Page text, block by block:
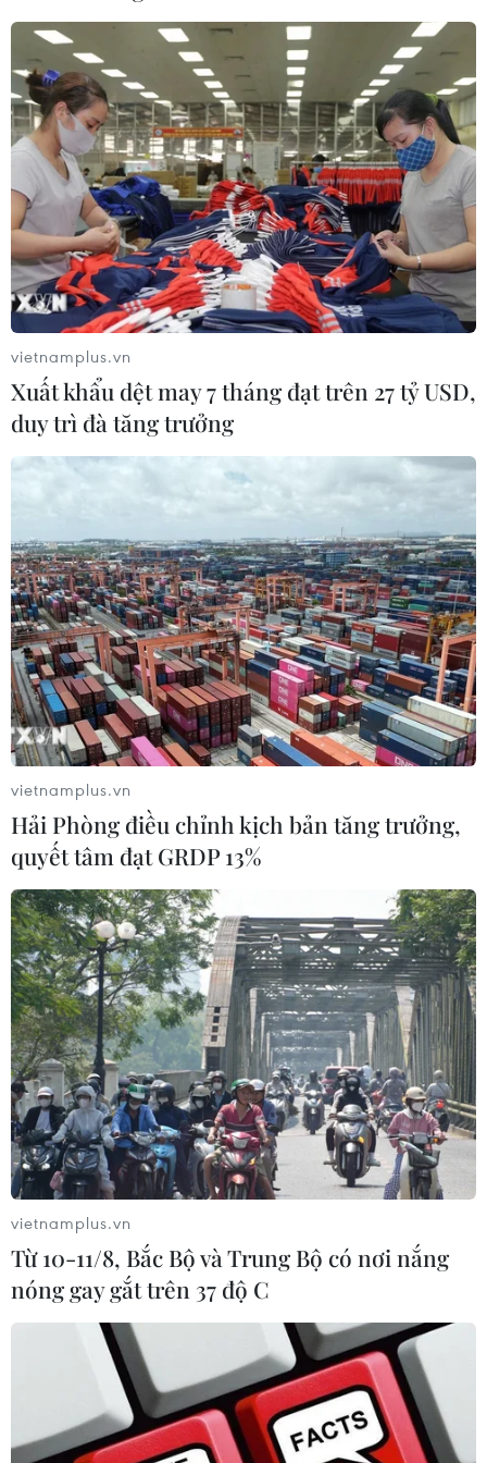
NATO ưu tiên đẩy nhanh chuyển
giao hệ thống phòng không cho
Ukraine
06/08/2026 12:24
Thắt chặt tình hữu nghị sắt son giữa
các cựu chuyên gia quân sự Nga với
Việt Nam
Anh công bố kết quả điều tra ban
đầu vụ đâm dao ở trung tâm London
06/08/2026 06:00
Ba Lan thảo luận việc thành lập căn
cứ quân sự thường trực với Mỹ
06/08/2026 00:06
Liên hợp quốc: Xung đột Ukraine trải
qua tháng đẫm máu nhất
Đức điều tra vụ UAV gắn thuốc nổ
xuất hiện tại sân bay
05/08/2026 23:43
Bất ổn địa chính trị kìm hãm tăng
trưởng Eurozone
05/08/2026 22:59
Tổng thống Nga thay đổi vị
trí các chỉ huy tại mặt trận Ukraine
05/08/2026 15:26
Đâm dao ở trung tâm London, một
nữ nghi phạm bị bắt giữ
05/08/2026 15:07
vietnamplus.vn
Xuất khẩu dệt may 7 tháng đạt trên 27 tỷ USD,
duy trì đà tăng trưởng
vietnamplus.vn
Hải Phòng điều chỉnh kịch bản tăng trưởng,
quyết tâm đạt GRDP 13%
vietnamplus.vn
Từ 10-11/8, Bắc Bộ và Trung Bộ có nơi nắng
nóng gay gắt trên 37 độ C